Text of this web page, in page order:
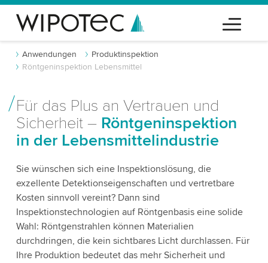
Anwendungen
Produktinspektion
Röntgeninspektion Lebensmittel
Für das Plus an Vertrauen und
Sicherheit – Röntgeninspektion
in der Lebensmittelindustrie
Sie wünschen sich eine Inspektionslösung, die
exzellente Detektionseigenschaften und vertretbare
Kosten sinnvoll vereint? Dann sind
Inspektionstechnologien auf Röntgenbasis eine solide
Wahl: Röntgenstrahlen können Materialien
durchdringen, die kein sichtbares Licht durchlassen. Für
Ihre Produktion bedeutet das mehr Sicherheit und